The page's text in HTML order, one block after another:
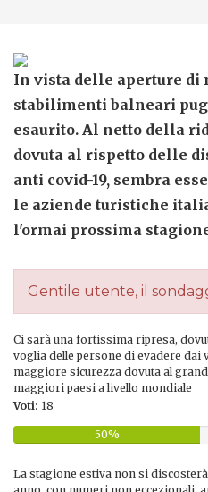
In vista delle aperture di
stabilimenti balneari
esaurito. Al netto della
dovuta al rispetto delle
anti covid-19, sembra
le aziende turistiche
l'ormai prossima
Gentile utente, il
Ci sarà una fortissima ripresa,
voglia delle persone di evadere dai
maggiore sicurezza dovuta al
maggiori paesi a livello mondiale
Voti: 18
50%
La stagione estiva non si
anno, con numeri non eccezionali,